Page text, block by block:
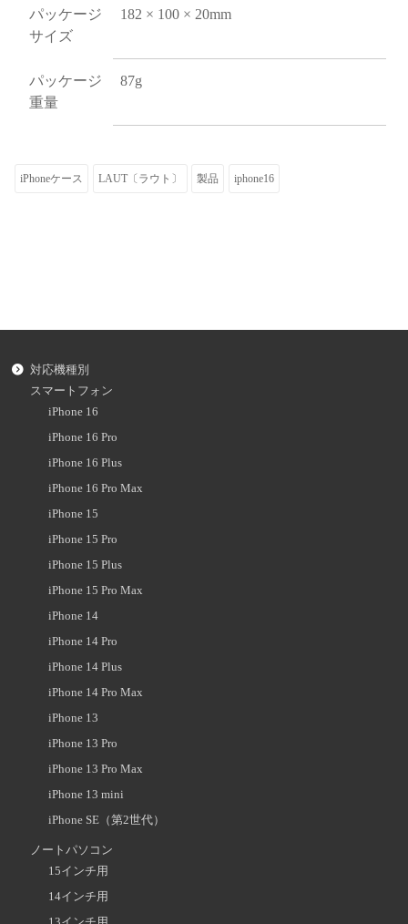
パッケージ
サイズ
182 × 100 × 20mm
パッケージ
重量
87g
iPhoneケース LAUT〔ラウト〕 製品 iphone16
対応機種別
スマートフォン
iPhone 16
iPhone 16 Pro
iPhone 16 Plus
iPhone 16 Pro Max
iPhone 15
iPhone 15 Pro
iPhone 15 Plus
iPhone 15 Pro Max
iPhone 14
iPhone 14 Pro
iPhone 14 Plus
iPhone 14 Pro Max
iPhone 13
iPhone 13 Pro
iPhone 13 Pro Max
iPhone 13 mini
iPhone SE（第2世代）
ノートパソコン
15インチ用
14インチ用